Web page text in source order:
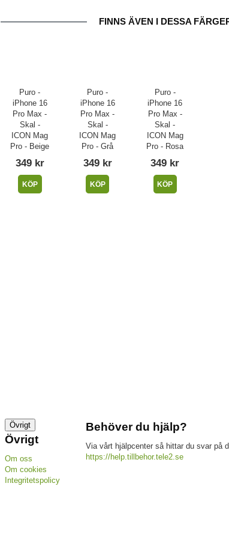
FINNS ÄVEN I DESSA
Puro -
iPhone 16
Pro Max -
Skal -
ICON Mag
Pro - Beige
349 kr
KÖP
Puro -
iPhone 16
Pro Max -
Skal -
ICON Mag
Pro - Grå
349 kr
KÖP
Puro -
iPhone 16
Pro Max -
Skal -
ICON Mag
Pro - Rosa
349 kr
KÖP
Övrigt
Övrigt
Om oss
Om cookies
Integritetspolicy
Behöver du hjälp?
Via vårt hjälpcenter så hittar du svar på
https://help.tillbehor.tele2.se